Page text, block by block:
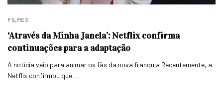
FILMES
‘Através da Minha Janela’: Netflix confirma
continuações para a adaptação
A notícia veio para animar os fãs da nova franquia Recentemente, a
Netflix confirmou que…